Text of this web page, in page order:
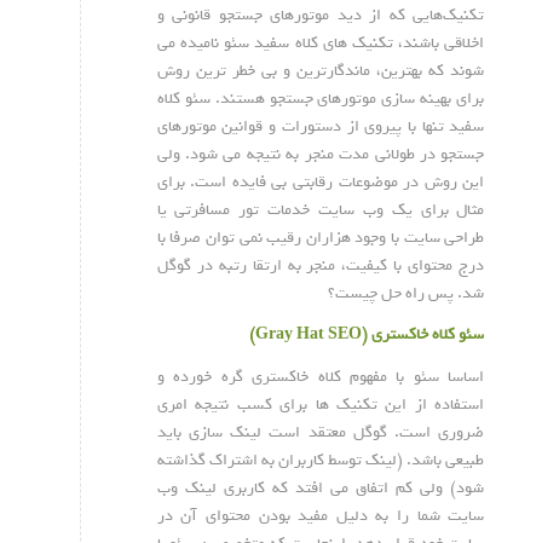
تکنیک‌هایی که از دید موتورهای جستجو قانونی و
اخلاقی باشند، تکنیک های کلاه سفید سئو نامیده می
شوند که بهترین، ماندگارترین و بی خطر ترین روش
برای بهینه سازی موتورهای جستجو هستند. سئو کلاه
سفید تنها با پیروی از دستورات و قوانین موتورهای
جستجو در طولانی مدت منجر به نتیجه می شود. ولی
این روش در موضوعات رقابتی بی فایده است. برای
مثال برای یک وب سایت خدمات تور مسافرتی یا
طراحی سایت با وجود هزاران رقیب نمی توان صرفا با
درج محتوای با کیفیت، منجر به ارتقا رتبه در گوگل
شد. پس راه حل چیست؟
سئو کلاه خاکستری (Gray Hat SEO)
اساسا سئو با مفهوم کلاه خاکستری گره خورده و
استفاده از این تکنیک ها برای کسب نتیجه امری
ضروری است. گوگل معتقد است لینک سازی باید
طبیعی باشد. (لینک توسط کاربران به اشتراک گذاشته
شود) ولی کم اتفاق می افتد که کاربری لینک وب
سایت شما را به دلیل مفید بودن محتوای آن در